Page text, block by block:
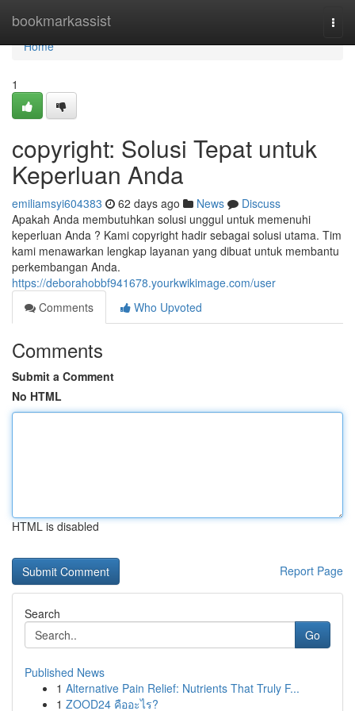
bookmarkassist
Home
Home
1
copyright: Solusi Tepat untuk
Keperluan Anda
emiliamsyi604383 62 days ago News
Discuss
Apakah Anda membutuhkan solusi unggul untuk memenuhi
keperluan Anda ? Kami copyright hadir sebagai solusi utama. Tim
kami menawarkan lengkap layanan yang dibuat untuk membantu
perkembangan Anda.
https://deborahobbf941678.yourkwikimage.com/user
Comments
Who Upvoted
Comments
Submit a Comment
No HTML
HTML is disabled
Report Page
Search
Go
Published News
1 Alternative Pain Relief: Nutrients That Truly F...
1 ZOOD24 คืออะไร?